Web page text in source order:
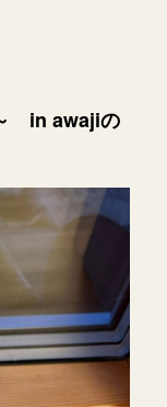
in awajiの